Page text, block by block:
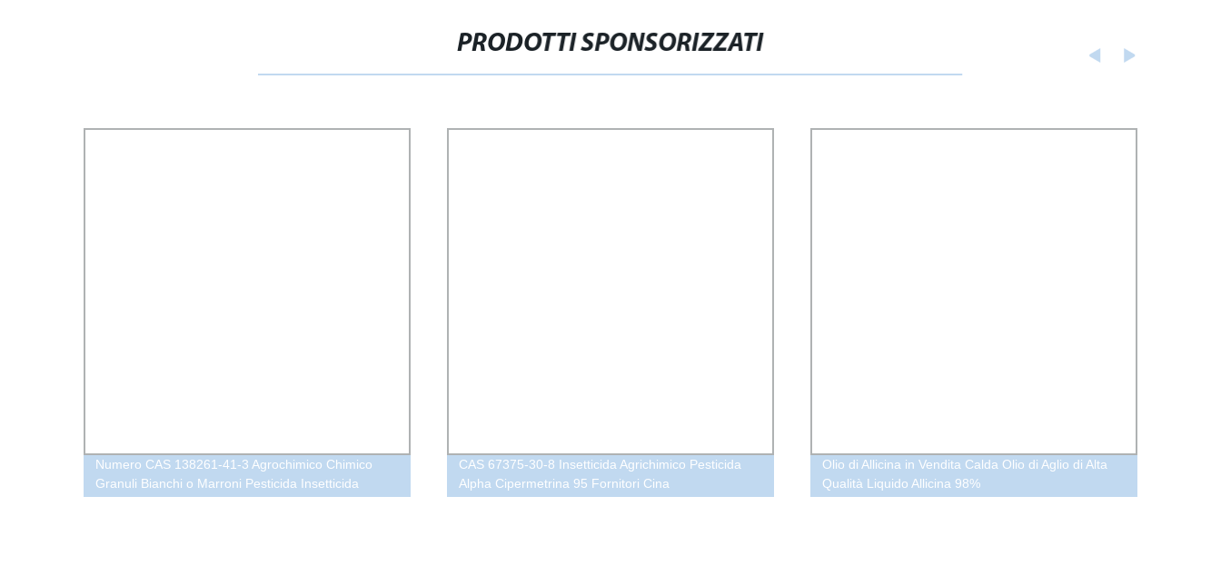
PRODOTTI SPONSORIZZATI
Numero CAS 138261-41-3 Agrochimico Chimico
Granuli Bianchi o Marroni Pesticida Insetticida
CAS 67375-30-8 Insetticida Agrichimico Pesticida
Alpha Cipermetrina 95 Fornitori Cina
Olio di Allicina in Vendita Calda Olio di Aglio di Alta
Qualità Liquido Allicina 98%